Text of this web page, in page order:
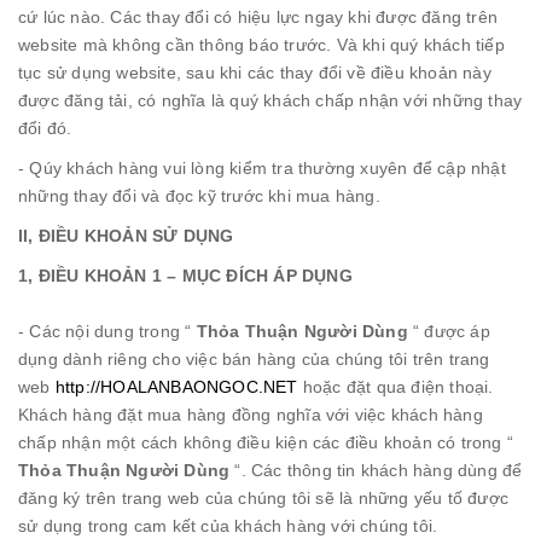
cứ lúc nào. Các thay đổi có hiệu lực ngay khi được đăng trên
website mà không cần thông báo trước. Và khi quý khách tiếp
tục sử dụng website, sau khi các thay đổi về điều khoản này
được đăng tải, có nghĩa là quý khách chấp nhận với những thay
đổi đó.
- Qúy khách hàng vui lòng kiểm tra thường xuyên để cập nhật
những thay đổi và đọc kỹ trước khi mua hàng.
II, ĐIỀU KHOẢN SỬ DỤNG
1, ĐIỀU KHOẢN 1 – MỤC ĐÍCH ÁP DỤNG
- Các nội dung trong “ Thỏa Thuận Người Dùng“ được áp
dụng dành riêng cho việc bán hàng của chúng tôi trên trang
web http://HOALANBAONGOC.NET hoặc đặt qua điện thoại.
Khách hàng đặt mua hàng đồng nghĩa với việc khách hàng
chấp nhận một cách không điều kiện các điều khoản có trong “
Thỏa Thuận Người Dùng“. Các thông tin khách hàng dùng để
đăng ký trên trang web của chúng tôi sẽ là những yếu tố được
sử dụng trong cam kết của khách hàng với chúng tôi.